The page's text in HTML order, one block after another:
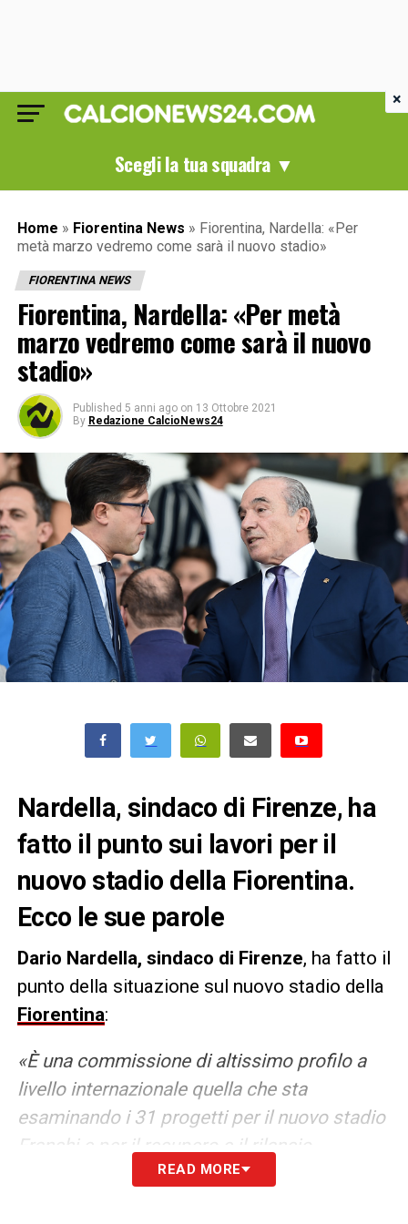
Scegli la tua squadra ▼
Home » Fiorentina News » Fiorentina, Nardella: «Per
metà marzo vedremo come sarà il nuovo stadio»
FIORENTINA NEWS
Fiorentina, Nardella: «Per metà
marzo vedremo come sarà il nuovo
stadio»
Published 5 anni ago on 13 Ottobre 2021
By Redazione CalcioNews24
Nardella, sindaco di Firenze, ha
fatto il punto sui lavori per il
nuovo stadio della Fiorentina.
Ecco le sue parole
Dario Nardella, sindaco di Firenze, ha fatto il
punto della situazione sul nuovo stadio della
Fiorentina:
«È una commissione di altissimo profilo a
livello internazionale quella che sta
esaminando i 31 progetti per il nuovo stadio
Franchi e per il recupero e il rilancio
dell’intera area di Campo di Marte. Desidero
READ MORE
×